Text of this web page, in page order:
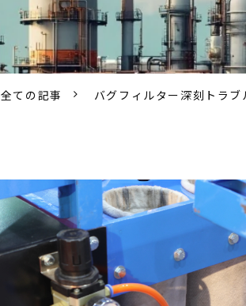
全ての記事 バグフィルター深刻トラブ